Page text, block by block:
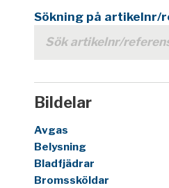
Sökning på artikelnr/
Bildelar
Avgas
Belysning
Bladfjädrar
Bromssköldar